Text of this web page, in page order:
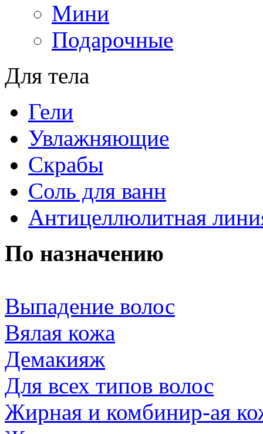
Мини
Подарочные
Для тела
Гели
Увлажняющие
Скрабы
Соль для ванн
Антицеллюлитная
По назначению
Выпадение волос
Вялая кожа
Демакияж
Для всех типов волос
Жирная и комбинир-ая